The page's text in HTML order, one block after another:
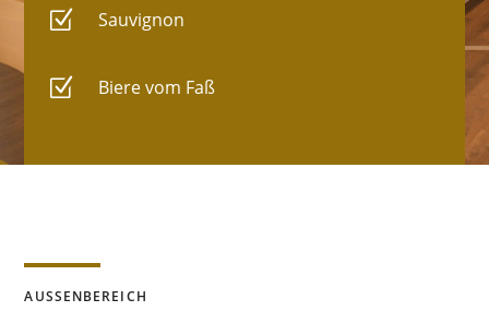
Z Sauvignon
Z Biere vom Faß
AUSSENBEREICH